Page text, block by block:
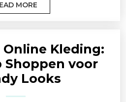
MORE
Kleding:
Shoppen voor
Looks